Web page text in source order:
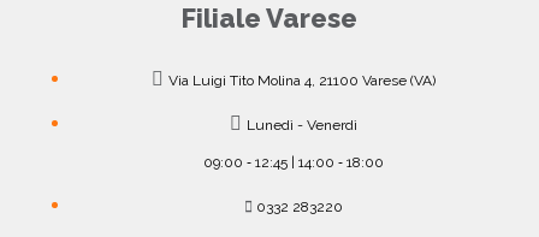
Filiale Varese
Via Luigi Tito Molina 4, 21100 Varese (VA)
Lunedì - Venerdì
09:00 ‐ 12:45 | 14:00 ‐ 18:00
0332 283220